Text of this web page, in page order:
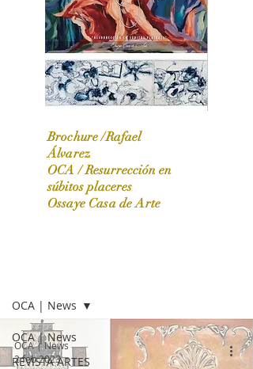
OCA|News 31 / Marzo-Abril / 2024
Brochure /Rafael
Álvarez
OCA /Resurrección en
súbitos placeres
Ossaye Casa de Arte
OCA | News
REVISTA ARTES
OCA | News
OCA | News
2 feb 2023